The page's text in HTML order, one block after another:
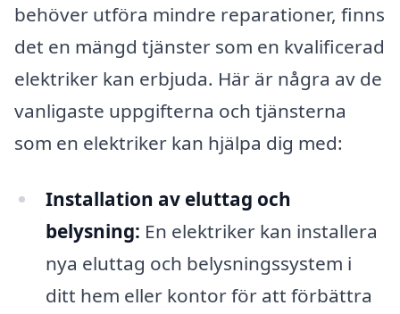
behöver utföra mindre reparationer, finns
det en mängd tjänster som en kvalificerad
elektriker kan erbjuda. Här är några av de
vanligaste uppgifterna och tjänsterna
som en elektriker kan hjälpa dig med:
Installation av eluttag och
belysning: En elektriker kan installera
nya eluttag och belysningssystem i
ditt hem eller kontor för att förbättra